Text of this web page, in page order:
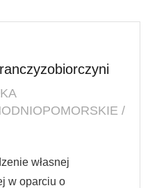
/
własnej
w oparciu o